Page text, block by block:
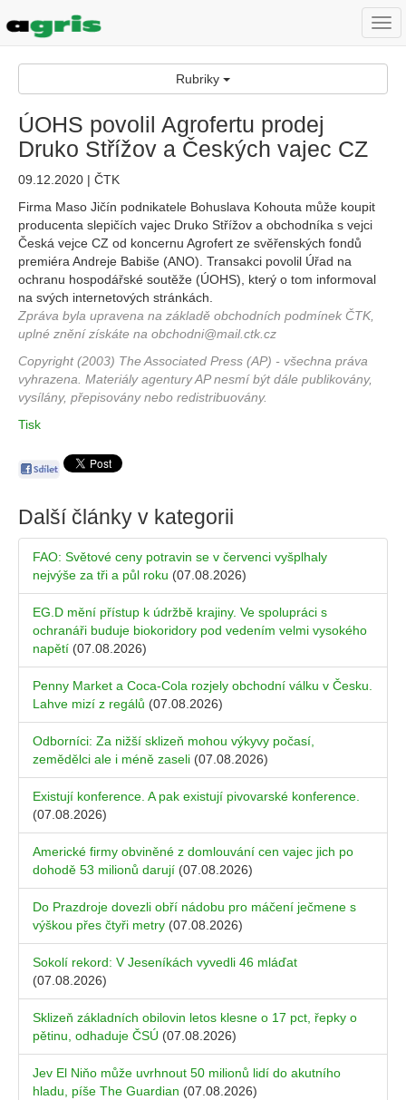
Rubriky
ÚOHS povolil Agrofertu prodej
Druko Střížov a Českých vajec CZ
09.12.2020 | ČTK
Firma Maso Jičín podnikatele Bohuslava Kohouta může koupit
producenta slepičích vajec Druko Střížov a obchodníka s vejci
Česká vejce CZ od koncernu Agrofert ze svěřenských fondů
premiéra Andreje Babiše (ANO). Transakci povolil Úřad na
ochranu hospodářské soutěže (ÚOHS), který o tom informoval
na svých internetových stránkách.
Zpráva byla upravena na základě obchodních podmínek ČTK,
uplné znění získáte na obchodni@mail.ctk.cz
Copyright (2003) The Associated Press (AP) - všechna práva
vyhrazena. Materiály agentury AP nesmí být dále publikovány,
vysílány, přepisovány nebo redistribuovány.
Tisk
Další články v kategorii
FAO: Světové ceny potravin se v červenci vyšplhaly
nejvýše za tři a půl roku (07.08.2026)
EG.D mění přístup k údržbě krajiny. Ve spolupráci s
ochranáři buduje biokoridory pod vedením velmi vysokého
napětí (07.08.2026)
Penny Market a Coca-Cola rozjely obchodní válku v Česku.
Lahve mizí z regálů (07.08.2026)
Odborníci: Za nižší sklizeň mohou výkyvy počasí,
zemědělci ale i méně zaseli (07.08.2026)
Existují konference. A pak existují pivovarské konference.
(07.08.2026)
Americké firmy obviněné z domlouvání cen vajec jich po
dohodě 53 milionů darují (07.08.2026)
Do Prazdroje dovezli obří nádobu pro máčení ječmene s
výškou přes čtyři metry (07.08.2026)
Sokolí rekord: V Jeseníkách vyvedli 46 mláďat
(07.08.2026)
Sklizeň základních obilovin letos klesne o 17 pct, řepky o
pětinu, odhaduje ČSÚ (07.08.2026)
Jev El Niňo může uvrhnout 50 milionů lidí do akutního
hladu, píše The Guardian (07.08.2026)